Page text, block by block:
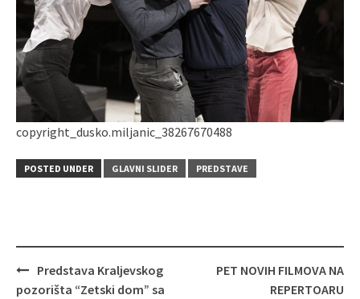
copyright_dusko.miljanic_38267670488
POSTED UNDER GLAVNI SLIDER PREDSTAVE
Post
navigation
Predstava Kraljevskog
pozorišta “Zetski dom” sa
PET NOVIH FILMOVA NA
REPERTOARU